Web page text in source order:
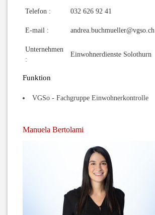
Telefon : 032 626 92 41
E-mail : andrea.buchmueller@vgso.ch
Unternehmen
:
Einwohnerdienste Solothurn
Funktion
VGSo - Fachgruppe Einwohnerkontrolle
Manuela Bertolami